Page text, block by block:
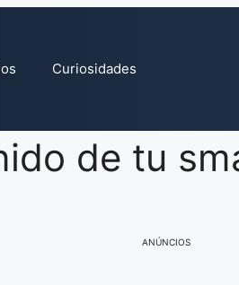
Curiosidades
de tu
ANÚNCIOS